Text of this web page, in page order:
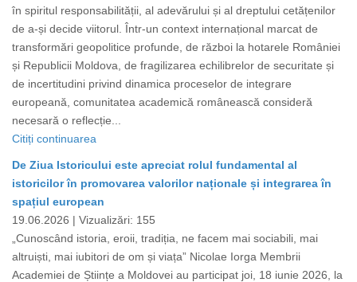
în spiritul responsabilității, al adevărului și al dreptului cetățenilor
de a-și decide viitorul. Într-un context internațional marcat de
transformări geopolitice profunde, de război la hotarele României
și Republicii Moldova, de fragilizarea echilibrelor de securitate și
de incertitudini privind dinamica proceselor de integrare
europeană, comunitatea academică românească consideră
necesară o reflecție...
Citiți continuarea
De Ziua Istoricului este apreciat rolul fundamental al
istoricilor în promovarea valorilor naționale și integrarea în
spațiul european
19.06.2026 | Vizualizări: 155
„Cunoscând istoria, eroii, tradiția, ne facem mai sociabili, mai
altruiști, mai iubitori de om și viața” Nicolae Iorga Membrii
Academiei de Științe a Moldovei au participat joi, 18 iunie 2026, la